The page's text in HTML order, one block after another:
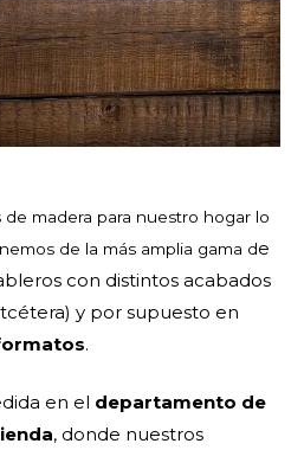
madera para nuestro hogar lo
de la más amplia gama de
con distintos acabados
y por supuesto en
.
en el departamento de
, donde nuestros